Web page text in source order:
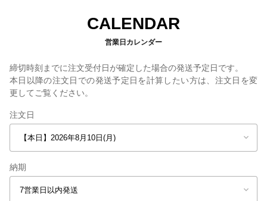
CALENDAR
営業日カレンダー
締切時刻までに注文受付日が確定した場合の発送予定日です。
本日以降の注文日での発送予定日を計算したい方は、注文日を変
更してご覧ください。
注文日
納期